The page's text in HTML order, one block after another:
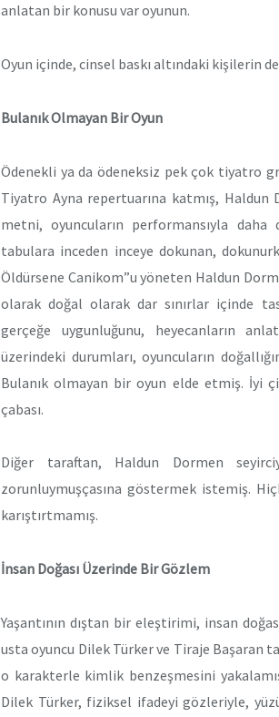
anlatan bir konusu var oyunun.
Oyun içinde, cinsel baskı altındaki kişilerin
Bulanık Olmayan Bir Oyun
Ödenekli ya da ödeneksiz pek çok tiyatro
Tiyatro Ayna repertuarına katmış, Haldun
metni, oyuncuların performansıyla
tabulara inceden inceye dokunan,
Öldürsene Canikom”u yöneten Haldun
olarak doğal olarak dar sınırlar içinde
gerçeğe uygunluğunu, heyecanların
üzerindeki durumları, oyuncuların
Bulanık olmayan bir oyun elde etmiş. İyi
çabası.
Diğer taraftan, Haldun Dormen
zorunluymuşçasına göstermek istemiş.
karıştırtmamış.
İnsan Doğası Üzerinde Bir Gözlem
Yaşantının dıştan bir eleştirimi, insan
usta oyuncu Dilek Türker ve Tiraje Başaran
o karakterle kimlik benzeşmesini
Dilek Türker, fiziksel ifadeyi gözleriyle,